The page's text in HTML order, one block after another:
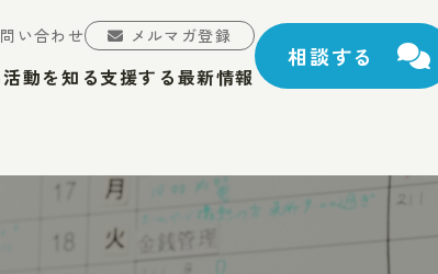
い合わせ メルマガ登録
活動を知る支援する最新情報
相談する